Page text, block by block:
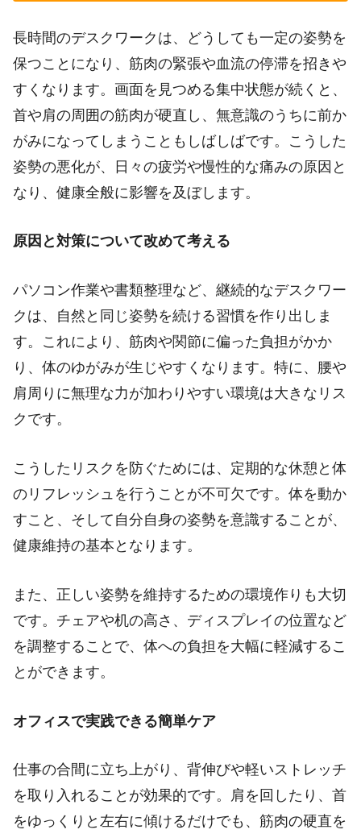
長時間のデスクワークは、どうしても一定の姿勢を
保つことになり、筋肉の緊張や血流の停滞を招きや
すくなります。画面を見つめる集中状態が続くと、
首や肩の周囲の筋肉が硬直し、無意識のうちに前か
がみになってしまうこともしばしばです。こうした
姿勢の悪化が、日々の疲労や慢性的な痛みの原因と
なり、健康全般に影響を及ぼします。
原因と対策について改めて考える
パソコン作業や書類整理など、継続的なデスクワー
クは、自然と同じ姿勢を続ける習慣を作り出しま
す。これにより、筋肉や関節に偏った負担がかか
り、体のゆがみが生じやすくなります。特に、腰や
肩周りに無理な力が加わりやすい環境は大きなリス
クです。
こうしたリスクを防ぐためには、定期的な休憩と体
のリフレッシュを行うことが不可欠です。体を動か
すこと、そして自分自身の姿勢を意識することが、
健康維持の基本となります。
また、正しい姿勢を維持するための環境作りも大切
です。チェアや机の高さ、ディスプレイの位置など
を調整することで、体への負担を大幅に軽減するこ
とができます。
オフィスで実践できる簡単ケア
仕事の合間に立ち上がり、背伸びや軽いストレッチ
を取り入れることが効果的です。肩を回したり、首
をゆっくりと左右に傾けるだけでも、筋肉の硬直を